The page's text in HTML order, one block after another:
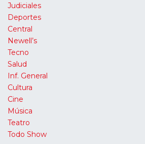
Judiciales
Deportes
Central
Newell’s
Tecno
Salud
Inf. General
Cultura
Cine
Música
Teatro
Todo Show